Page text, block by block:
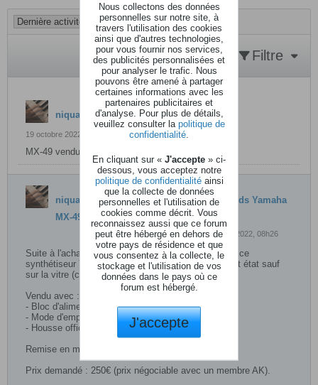
Filtre
niquau a répondu
19 octobre 2022, 16h53
MX-49 vendu.
niquau a crée une discussion[VENDU] Vends Yamaha
MX-49
14 octobre 2022, 08h26
Suite à l'achat d'un Fantom-06 d'occasion, je vends ce
synthétiseur Yamaha MX-49 (version 1) en excellent état sauf
sur la vitre (cf photo 3) où il y a une rayure.​
Vendu avec :
- Bloc d'alimentation
- Mode d'emploi (ne figure pas sur les photos)
- Housse officielle Yamaha
Remise en main propre grandement privilégiée.
Prix demandé : 250€ (prix négociable avec un membre AK).
Nous collectons des données
personnelles sur notre site, à
travers l'utilisation des cookies
ainsi que d'autres technologies,
pour vous fournir nos services,
des publicités personnalisées et
pour analyser le trafic. Nous
pouvons être amené à partager
certaines informations avec les
partenaires publicitaires et
d'analyse. Pour plus de détails,
veuillez consulter la politique de
confidentialité
En cliquant sur « J'accepte » ci-
dessous, vous acceptez notre
politique de confidentialitéainsi
que la collecte de données
personnelles et l'utilisation de
cookies comme décrit. Vous
reconnaissez aussi que ce forum
peut être hébergé en dehors de
votre pays de résidence et que
vous consentez à la collecte, le
stockage et l'utilisation de vos
données dans le pays où ce
forum est hébergé.
J'accepte